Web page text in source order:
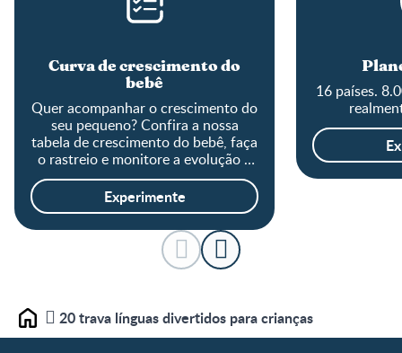
Curva de crescimento do
bebê
Quer acompanhar o crescimento do
seu pequeno? Confira a nossa
tabela de crescimento do bebê, faça
o rastreio e monitore a evolução o
tamanho do baby!
Experimente
16 países.
Home 20 trava línguas divertidos para crianças